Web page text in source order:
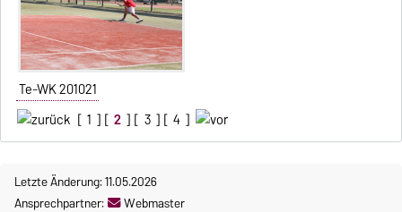
Te-WK 201021
[ 1 ] [ 2 ] [ 3 ] [ 4 ]
Letzte Änderung: 11.05.2026
Ansprechpartner:
Webmaster